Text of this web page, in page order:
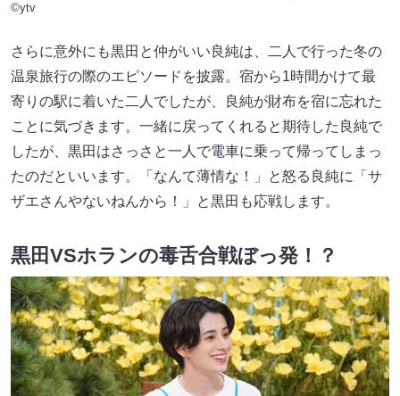
©ytv
さらに意外にも黒田と仲がいい良純は、二人で行った冬の
温泉旅行の際のエピソードを披露。宿から1時間かけて最
寄りの駅に着いた二人でしたが、良純が財布を宿に忘れた
ことに気づきます。一緒に戻ってくれると期待した良純で
したが、黒田はさっさと一人で電車に乗って帰ってしまっ
たのだといいます。「なんて薄情な！」と怒る良純に「サ
ザエさんやないねんから！」と黒田も応戦します。
黒田VSホランの毒舌合戦ぼっ発！？